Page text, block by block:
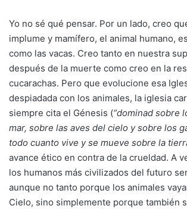
Yo no sé qué pensar. Por un lado, creo
implume y mamífero, el animal humano,
como las vacas. Creo tanto en nuestra
después de la muerte como creo en la
cucarachas. Pero que evolucione esa
despiadada con los animales, la iglesia
siempre cita el Génesis (“dominad sobre
mar, sobre las aves del cielo y sobre los
todo cuanto vive y se mueve sobre la
avance ético en contra de la crueldad. A
los humanos más civilizados del futuro
aunque no tanto porque los animales
Cielo, sino simplemente porque también